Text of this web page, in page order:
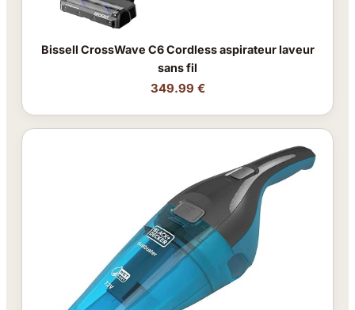
Bissell CrossWave C6 Cordless aspirateur laveur
sans fil
349.99 €